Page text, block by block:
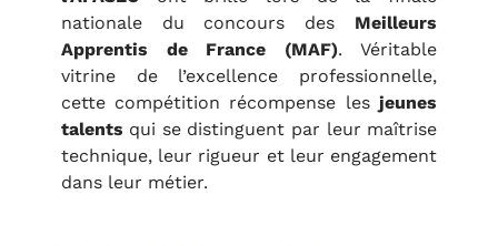
nationale du concours des Meilleurs
Apprentis de France (MAF). Véritable
vitrine de l’excellence professionnelle,
cette compétition récompense lesjeunes
talents qui se distinguent par leur maîtrise
technique, leur rigueur et leur engagement
dans leur métier.